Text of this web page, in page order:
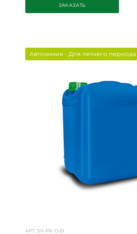
ЗАКАЗАТЬ
Автохимия - Для летнего периода
АРТ.SH-PR-D-01